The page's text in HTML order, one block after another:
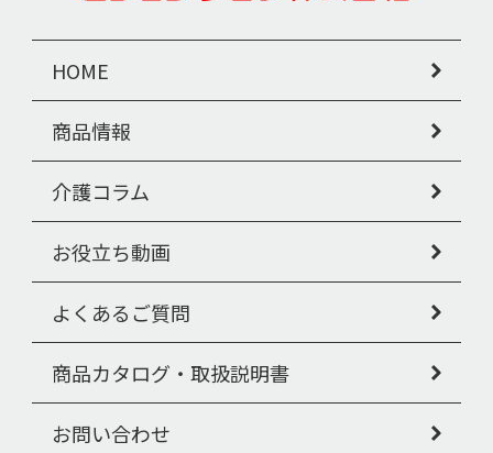
HOME
商品情報
介護コラム
お役立ち動画
よくあるご質問
商品カタログ・取扱説明書
お問い合わせ